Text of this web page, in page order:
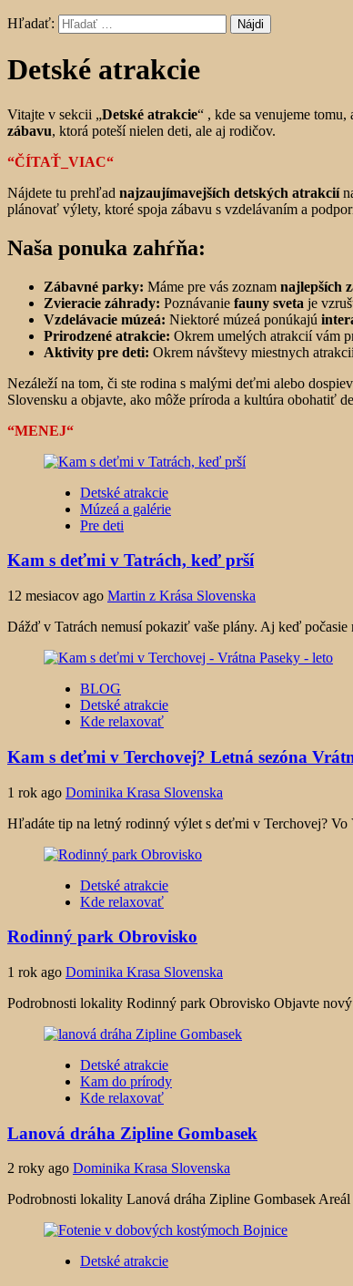
Hľadať:
Detské atrakcie
Vitajte v sekcii „Detské atrakcie“ , kde sa venujeme
zábavu, ktorá poteší nielen deti, ale aj rodičov.
“ČÍTAŤ_VIAC“
Nájdete tu prehľad najzaujímavejších detských atrakcií
plánovať výlety, ktoré spoja zábavu s vzdelávaním a
Naša ponuka zahŕňa:
Zábavné parky: Máme pre vás zoznam najlepších
Zvieracie záhrady: Poznávanie fauny sveta je
Vzdelávacie múzeá: Niektoré múzeá ponúkajú
Prirodzené atrakcie: Okrem umelých atrakcií vám
Aktivity pre deti: Okrem návštevy miestnych
Nezáleží na tom, či ste rodina s malými deťmi alebo
Slovensku a objavte, ako môže príroda a kultúra obohatiť
“MENEJ“
Detské atrakcie
Múzeá a galérie
Pre deti
Kam s deťmi v Tatrách, keď prší
12 mesiacov ago Martin z Krása Slovenska
Dážď v Tatrách nemusí pokaziť vaše plány. Aj keď
BLOG
Detské atrakcie
Kde relaxovať
Kam s deťmi v Terchovej? Letná sezóna
1 rok ago Dominika Krasa Slovenska
Hľadáte tip na letný rodinný výlet s deťmi v Terchovej? Vo
Detské atrakcie
Kde relaxovať
Rodinný park Obrovisko
1 rok ago Dominika Krasa Slovenska
Podrobnosti lokality Rodinný park Obrovisko Objavte
Detské atrakcie
Kam do prírody
Kde relaxovať
Lanová dráha Zipline Gombasek
2 roky ago Dominika Krasa Slovenska
Podrobnosti lokality Lanová dráha Zipline Gombasek
Detské atrakcie